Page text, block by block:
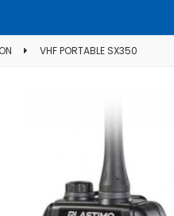
VHF PORTABLE SX350